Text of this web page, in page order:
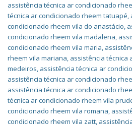
assistência técnica ar condicionado
técnica ar condicionado rheem tatuapé,
condicionado rheem vila do anastácio,
condicionado rheem vila madalena,
condicionado rheem vila maria,
rheem vila mariana, assistência técnica
medeiros, assistência técnica ar
assistência técnica ar condicionado
assistência técnica ar condicionado
técnica ar condicionado rheem vila
condicionado rheem vila romana,
condicionado rheem vila zatt,